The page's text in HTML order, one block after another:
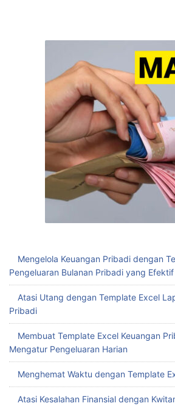
Mengelola Keuangan Pribadi dengan
Pengeluaran Bulanan Pribadi yang Efektif
Atasi Utang dengan Template Excel
Pribadi
Membuat Template Excel Keuangan
Mengatur Pengeluaran Harian
Menghemat Waktu dengan Template
Atasi Kesalahan Finansial dengan